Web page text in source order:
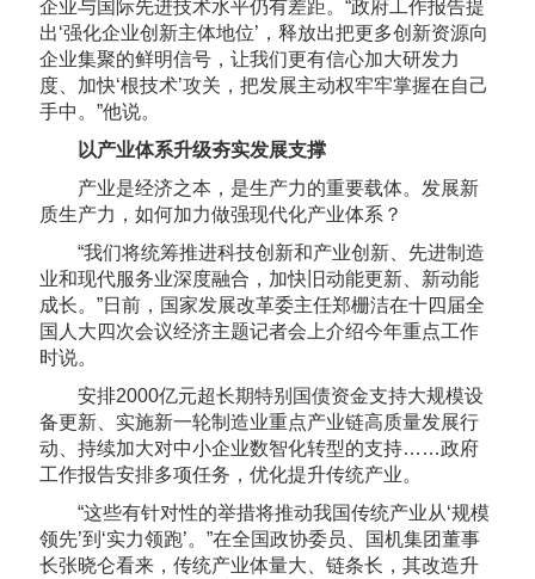
企业与国际先进技术水平仍有差距。“政府工作报告提
出‘强化企业创新主体地位’，释放出把更多创新资源向
企业集聚的鲜明信号，让我们更有信心加大研发力
度、加快‘根技术’攻关，把发展主动权牢牢掌握在自己
手中。”他说。
以产业体系升级夯实发展支撑
产业是经济之本，是生产力的重要载体。发展新
质生产力，如何加力做强现代化产业体系？
“我们将统筹推进科技创新和产业创新、先进制造
业和现代服务业深度融合，加快旧动能更新、新动能
成长。”日前，国家发展改革委主任郑栅洁在十四届全
国人大四次会议经济主题记者会上介绍今年重点工作
时说。
安排2000亿元超长期特别国债资金支持大规模设
备更新、实施新一轮制造业重点产业链高质量发展行
动、持续加大对中小企业数智化转型的支持……政府
工作报告安排多项任务，优化提升传统产业。
“这些有针对性的举措将推动我国传统产业从‘规模
领先’到‘实力领跑’。”在全国政协委员、国机集团董事
长张晓仑看来，传统产业体量大、链条长，其改造升